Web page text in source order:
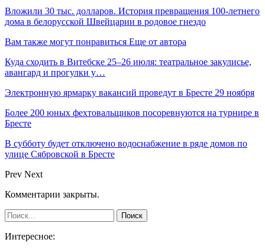
Вложили 30 тыс. долларов. История превращения 100-летнего
дома в белорусской Швейцарии в родовое гнездо
Вам также могут понравиться Еще от автора
Куда сходить в Витебске 25–26 июля: театральное закулисье,
авангард и прогулки у…
Электронную ярмарку вакансий проведут в Бресте 29 ноября
Более 200 юных фехтовальщиков посоревнуются на турнире в
Бресте
В субботу будет отключено водоснабжение в ряде домов по
улице Сябровской в Бресте
Prev Next
Комментарии закрыты.
Интересное: